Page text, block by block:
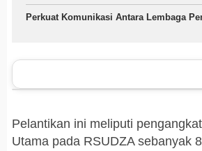
Perkuat Komunikasi Antara Lembaga
Pelantikan ini meliputi
Utama pada RSUDZA sebanyak